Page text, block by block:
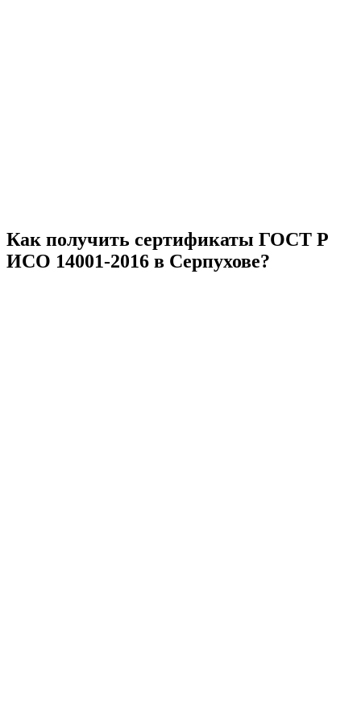
Как получить сертификаты ГОСТ Р
ИСО 14001-2016 в Серпухове?